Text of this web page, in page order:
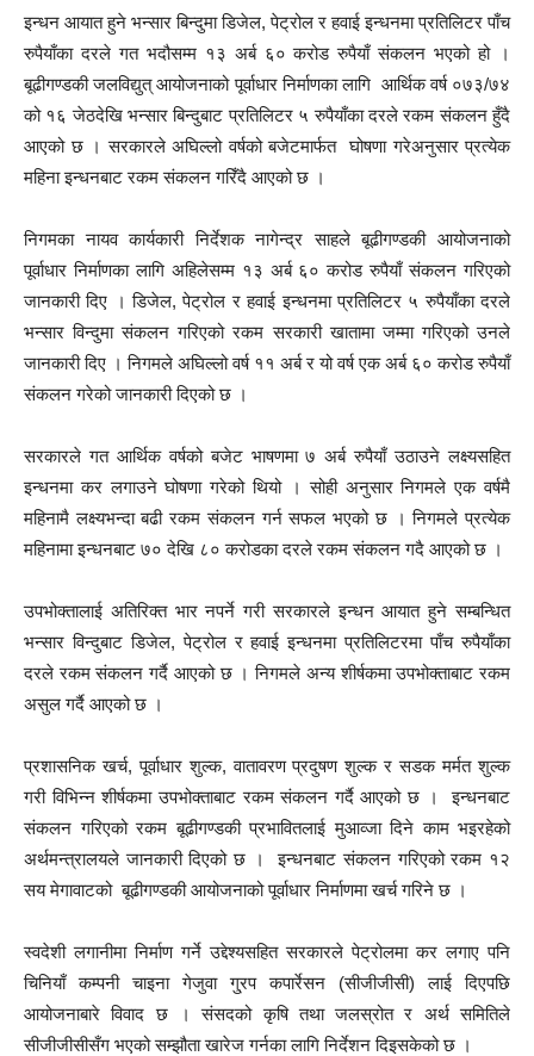
इन्धन आयात हुने भन्सार बिन्दुमा डिजेल, पेट्रोल र हवाई इन्धनमा प्रतिलिटर पाँच
रुपैयाँका दरले गत भदौसम्म १३ अर्ब ६० करोड रुपैयाँ संकलन भएको हो ।
बूढीगण्डकी जलविद्युत् आयोजनाको पूर्वाधार निर्माणका लागि आर्थिक वर्ष ०७३/७४
को १६ जेठदेखि भन्सार बिन्दुबाट प्रतिलिटर ५ रुपैयाँका दरले रकम संकलन हुँदै
आएको छ । सरकारले अघिल्लो वर्षको बजेटमार्फत घोषणा गरेअनुसार प्रत्येक
महिना इन्धनबाट रकम संकलन गरिँदै आएको छ ।
निगमका नायव कार्यकारी निर्देशक नागेन्द्र साहले बूढीगण्डकी आयोजनाको
पूर्वाधार निर्माणका लागि अहिलेसम्म १३ अर्ब ६० करोड रुपैयाँ संकलन गरिएको
जानकारी दिए । डिजेल, पेट्रोल र हवाई इन्धनमा प्रतिलिटर ५ रुपैयाँका दरले
भन्सार विन्दुमा संकलन गरिएको रकम सरकारी खातामा जम्मा गरिएको उनले
जानकारी दिए । निगमले अघिल्लो वर्ष ११ अर्ब र यो वर्ष एक अर्ब ६० करोड रुपैयाँ
संकलन गरेको जानकारी दिएको छ ।
सरकारले गत आर्थिक वर्षको बजेट भाषणमा ७ अर्ब रुपैयाँ उठाउने लक्ष्यसहित
इन्धनमा कर लगाउने घोषणा गरेको थियो । सोही अनुसार निगमले एक वर्षमै
महिनामै लक्ष्यभन्दा बढी रकम संकलन गर्न सफल भएको छ । निगमले प्रत्येक
महिनामा इन्धनबाट ७० देखि ८० करोडका दरले रकम संकलन गदै आएको छ ।
उपभोक्तालाई अतिरिक्त भार नपर्ने गरी सरकारले इन्धन आयात हुने सम्बन्धित
भन्सार विन्दुबाट डिजेल, पेट्रोल र हवाई इन्धनमा प्रतिलिटरमा पाँच रुपैयाँका
दरले रकम संकलन गर्दै आएको छ । निगमले अन्य शीर्षकमा उपभोक्ताबाट रकम
असुल गर्दै आएको छ ।
प्रशासनिक खर्च, पूर्वाधार शुल्क, वातावरण प्रदुषण शुल्क र सडक मर्मत शुल्क
गरी विभिन्न शीर्षकमा उपभोक्ताबाट रकम संकलन गर्दै आएको छ । इन्धनबाट
संकलन गरिएको रकम बूढीगण्डकी प्रभावितलाई मुआव्जा दिने काम भइरहेको
अर्थमन्त्रालयले जानकारी दिएको छ । इन्धनबाट संकलन गरिएको रकम १२
सय मेगावाटको बूढीगण्डकी आयोजनाको पूर्वाधार निर्माणमा खर्च गरिने छ ।
स्वदेशी लगानीमा निर्माण गर्ने उद्देश्यसहित सरकारले पेट्रोलमा कर लगाए पनि
चिनियाँ कम्पनी चाइना गेजुवा गु्रप कपार्रेसन (सीजीजीसी) लाई दिएपछि
आयोजनाबारे विवाद छ । संसदको कृषि तथा जलस्रोत र अर्थ समितिले
सीजीजीसीसँग भएको सम्झौता खारेज गर्नका लागि निर्देशन दिइसकेको छ ।